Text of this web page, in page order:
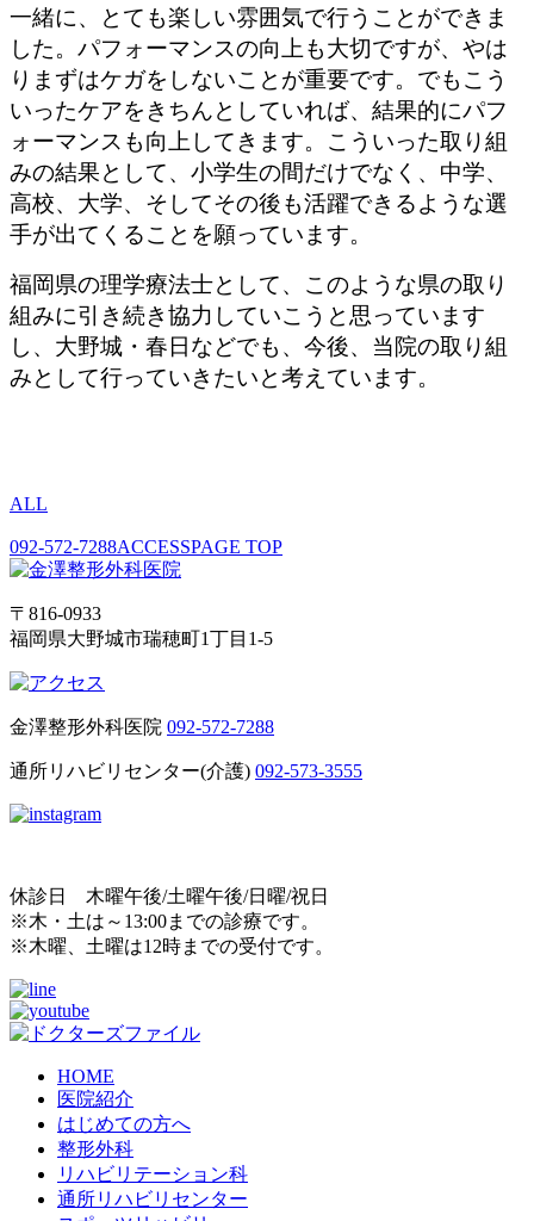
一緒に、とても楽しい雰囲気で行うことができま
した。パフォーマンスの向上も大切ですが、やは
りまずはケガをしないことが重要です。でもこう
いったケアをきちんとしていれば、結果的にパフ
ォーマンスも向上してきます。こういった取り組
みの結果として、小学生の間だけでなく、中学、
高校、大学、そしてその後も活躍できるような選
手が出てくることを願っています。
福岡県の理学療法士として、このような県の取り
組みに引き続き協力していこうと思っています
し、大野城・春日などでも、今後、当院の取り組
みとして行っていきたいと考えています。
ALL
092-572-7288ACCESSPAGE TOP
〒816-0933
福岡県大野城市瑞穂町1丁目1-5
金澤整形外科医院 092-572-7288
通所リハビリセンター(介護) 092-573-3555
休診日 木曜午後/土曜午後/日曜/祝日
※木・土は～13:00までの診療です。
※木曜、土曜は12時までの受付です。
HOME
医院紹介
はじめての方へ
整形外科
リハビリテーション科
通所リハビリセンター